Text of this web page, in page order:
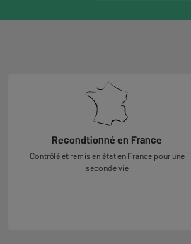
Recondtionné en France
Contrôlé et remis en état en France pour une
seconde vie